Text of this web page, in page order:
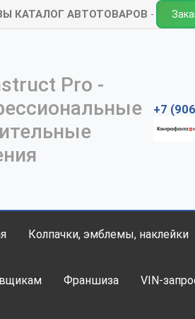
КАТАЛОГ АВТОТОВАРОВ
+7
Колпачки, эмблемы, наклейки
Франшиза VIN-